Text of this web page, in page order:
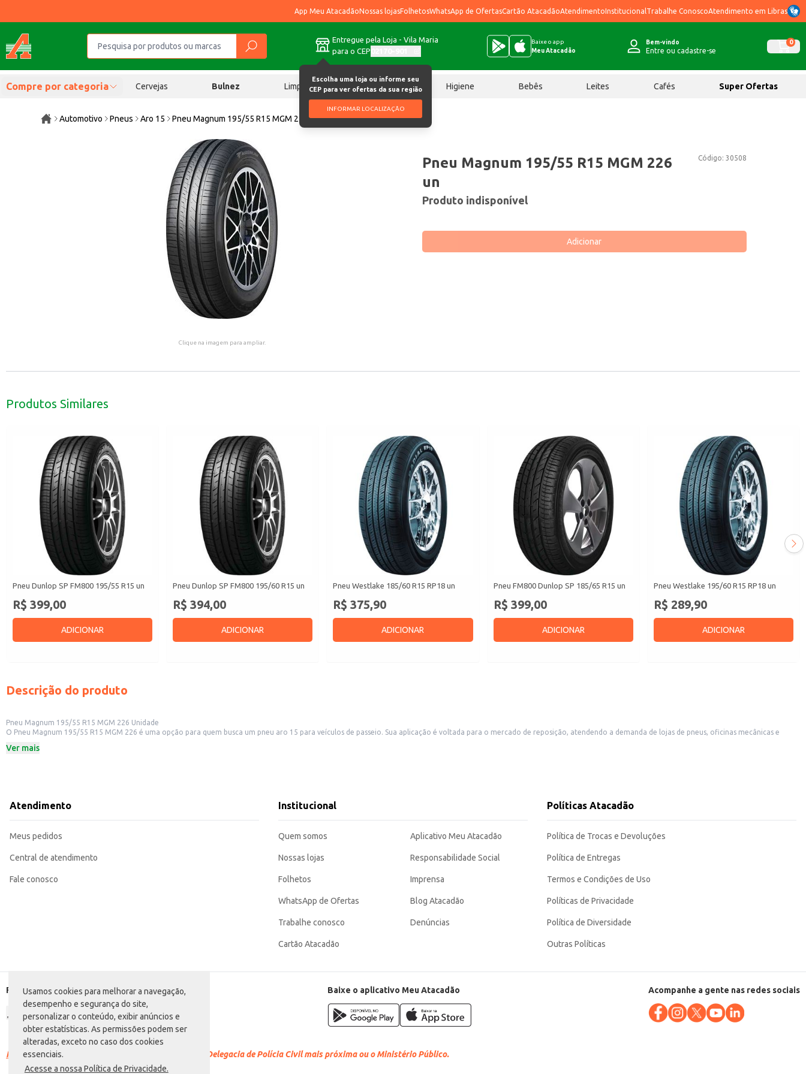
Usamos cookies para melhorar a navegação,
desempenho e segurança do site,
personalizar o conteúdo, exibir anúncios e
obter estatísticas. As permissões podem ser
alteradas, exceto no caso dos cookies
essenciais.
Acesse a nossa Política de Privacidade.
App Meu AtacadãoNossas lojasFolhetosWhatsApp de OfertasCartão AtacadãoAtendimentoInstitucional Trabalhe ConoscoAtendimento em Libras
Entregue pela Loja - Vila Maria
para o CEP
Escolha uma loja ou informe seu
CEP para ver ofertas da sua região
INFORMAR LOCALIZAÇÃO
Baixe o app
Meu Atacadão
Bem-vindo
Entre ou cadastre-se
0
Compre por categoria Cervejas Bulnez Limpeza Chocolates Higiene Bebês Leites Cafés Super Ofertas
Automotivo Pneus Aro 15 Pneu Magnum 195/55 R15 MGM 226 un
Clique na imagem para ampliar.
Código: 30508
Pneu Magnum 195/55 R15 MGM 226
un
Produto indisponível
Adicionar
Produtos Similares
Pneu Dunlop SP FM800 195/55 R15 un
R$ 399,00
ADICIONAR
Pneu Dunlop SP FM800 195/60 R15 un
R$ 394,00
ADICIONAR
Pneu Westlake 185/60 R15 RP18 un
R$ 375,90
ADICIONAR
Pneu FM800 Dunlop SP 185/65 R15 un
R$ 399,00
ADICIONAR
Pneu Westlake 195/60 R15 RP18 un
R$ 289,90
ADICIONAR
Descrição do produto
Pneu Magnum 195/55 R15 MGM 226 Unidade
O Pneu Magnum 195/55 R15 MGM 226 é uma opção para quem busca um pneu aro 15 para veículos de passeio. Sua aplicação é voltada para o mercado de reposição, atendendo a demanda de lojas de pneus, oficinas mecânicas e
Dicas de Uso:
Marca: Magnum
Departamento: Automotivo
Medida: 195/55 R15
EAN: 6950306395406
Ver mais
Atendimento
Meus pedidos
Central de atendimento
Fale conosco
Institucional
Quem somos
Nossas lojas
Folhetos
WhatsApp de Ofertas
Trabalhe conosco
Cartão Atacadão
Aplicativo Meu Atacadão
Responsabilidade Social
Imprensa
Blog Atacadão
Denúncias
Políticas Atacadão
Política de Trocas e Devoluções
Política de Entregas
Termos e Condições de Uso
Políticas de Privacidade
Política de Diversidade
Outras Políticas
Formas de pagamento Baixe o aplicativo Meu Atacadão Acompanhe a gente nas redes sociais
Racismo é crime. Denuncie. Disque 100 ou procure a Delegacia de Polícia Civil mais próxima ou o Ministério Público.